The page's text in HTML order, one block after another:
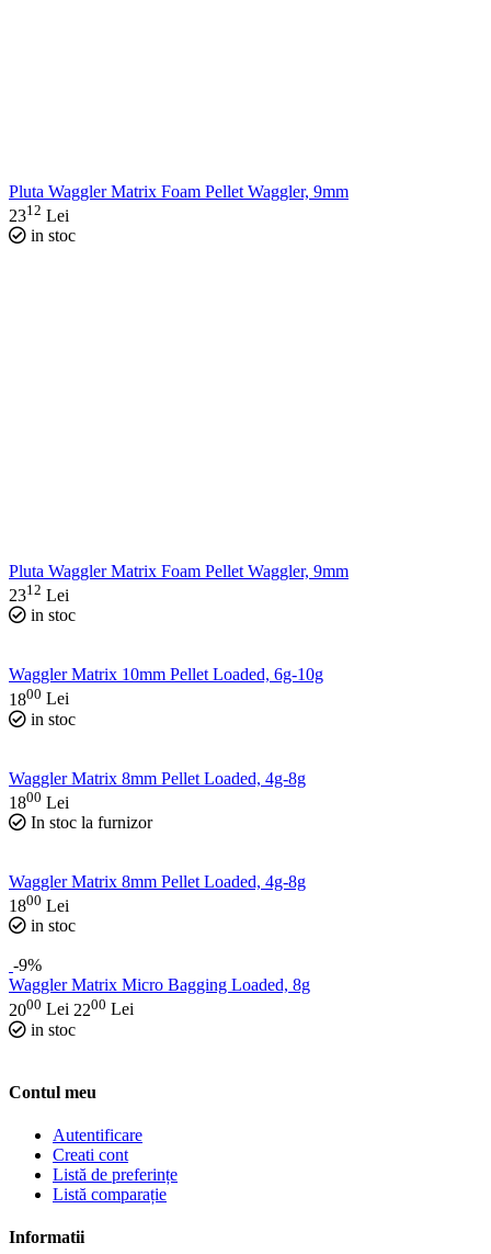
Pluta Waggler Matrix Foam Pellet Waggler, 9mm
2312 Lei
in stoc
Pluta Waggler Matrix Foam Pellet Waggler, 9mm
2312 Lei
in stoc
Waggler Matrix 10mm Pellet Loaded, 6g-10g
1800 Lei
in stoc
Waggler Matrix 8mm Pellet Loaded, 4g-8g
1800 Lei
In stoc la furnizor
Waggler Matrix 8mm Pellet Loaded, 4g-8g
1800 Lei
in stoc
-9%
Waggler Matrix Micro Bagging Loaded, 8g
2000 Lei 2200 Lei
in stoc
Contul meu
Autentificare
Creati cont
Listă de preferințe
Listă comparație
Informatii